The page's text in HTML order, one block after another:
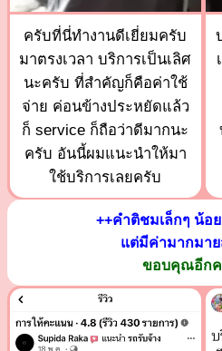
ครับที่นี่ทำงานดีเยี่ยมครับ
มาตรงเวลา บริการเป็นเลิศ
นะครับ ที่สำคัญก็คือค่าใช้
จ่าย ค่อนข้างประหยัดแล้ว
ก็ service ก็ถือว่าดีมากนะ
ครับ อันนี้ผมแนะนำให้มา
ใช้บริการเลยครับ
++คำติชมเล็กๆ น้อ
แต่มีค่ามากมาย
ขอบคุณอีกค